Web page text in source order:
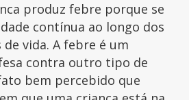
produz febre porque se
contínua ao longo dos
vida. A febre é um
contra outro tipo de
bem percebido que